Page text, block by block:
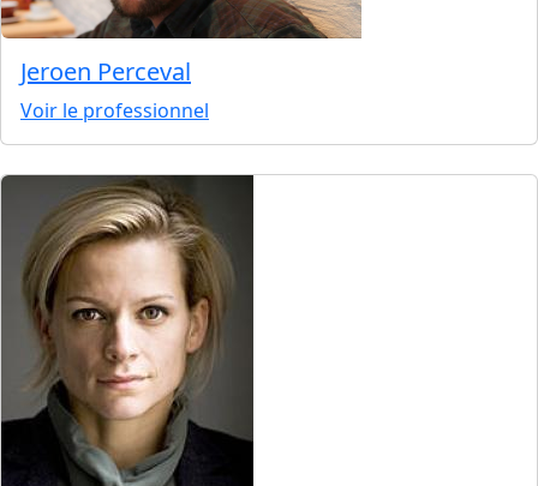
Jeroen Perceval
Voir le professionnel